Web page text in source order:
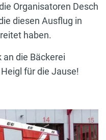
Organisatoren Desch
diesen Ausflug in
haben.
an die Bäckerei
für die Jause!